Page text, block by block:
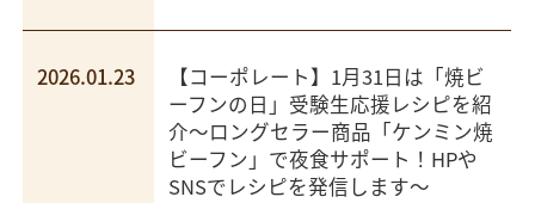
2026.01.23
【コーポレート】1月31日は「焼ビ
ーフンの日」受験生応援レシピを紹
介～ロングセラー商品「ケンミン焼
ビーフン」で夜食サポート！HPや
SNSでレシピを発信します～